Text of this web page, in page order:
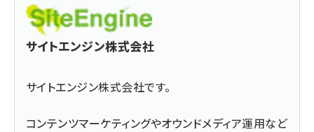
サイトエンジン株式会社
サイトエンジン株式会社です。
コンテンツマーケティングやオウンドメディア運用など